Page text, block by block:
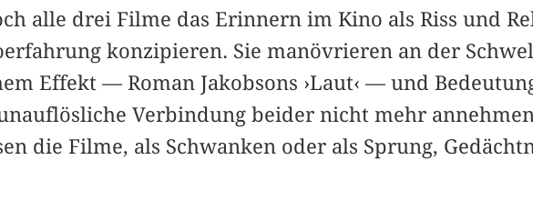
alle drei Filme das Erinnern im Kino als Riss und
konzipieren. Sie manövrieren an der
Effekt — Roman Jakobsons ›Laut‹ — und
Verbindung beider nicht mehr
die Filme, als Schwanken oder als Sprung,